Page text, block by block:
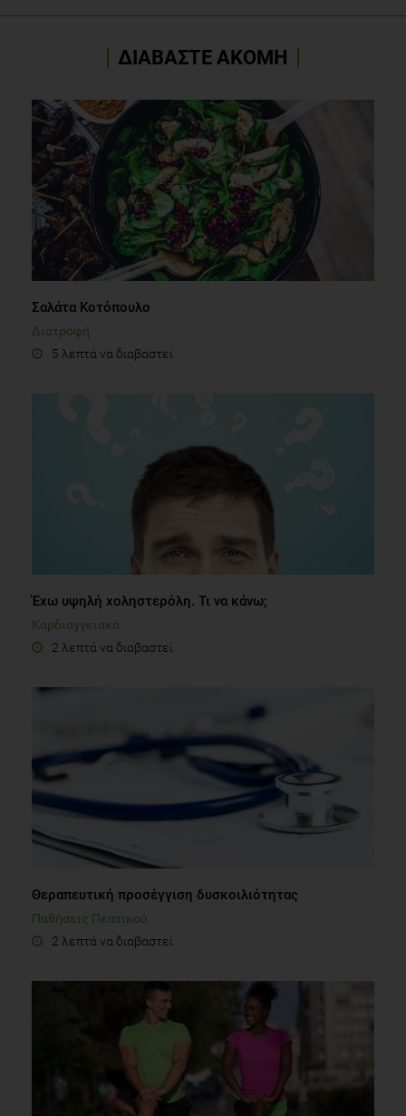
ΔΙΑΒΑΣΤΕ ΑΚΟΜΗ
Σαλάτα Κοτόπουλο
Διατροφή
5 λεπτά να διαβαστεί
Έχω υψηλή χοληστερόλη. Τι να κάνω;
Καρδιαγγειακά
2 λεπτά να διαβαστεί
Θεραπευτική προσέγγιση δυσκοιλιότητας
Παθήσεις Πεπτικού
2 λεπτά να διαβαστεί